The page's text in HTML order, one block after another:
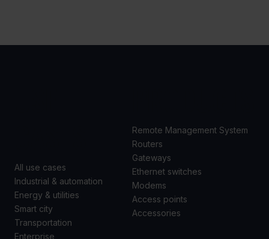
All use cases
Industrial & automation
Energy & utilities
Smart city
Transportation
Enterprise
Remote Management System
Routers
Gateways
Ethernet switches
Modems
Access points
Accessories